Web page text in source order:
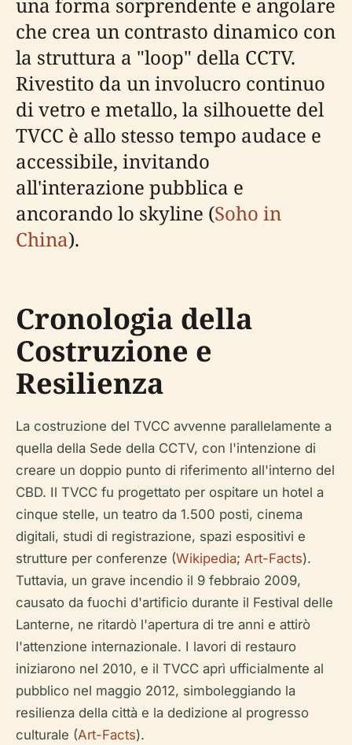
che crea un contrasto dinamico con
la struttura a "loop" della CCTV.
Rivestito da un involucro continuo
di vetro e metallo, la silhouette del
TVCC è allo stesso tempo audace e
accessibile, invitando
all'interazione pubblica e
ancorando lo skyline (Soho in
China).
Cronologia della
Costruzione e
Resilienza
La costruzione del TVCC avvenne parallelamente a
quella della Sede della CCTV, con l'intenzione di
creare un doppio punto di riferimento all'interno del
CBD. Il TVCC fu progettato per ospitare un hotel a
cinque stelle, un teatro da 1.500 posti, cinema
digitali, studi di registrazione, spazi espositivi e
strutture per conferenze (Wikipedia; Art-Facts).
Tuttavia, un grave incendio il 9 febbraio 2009,
causato da fuochi d'artificio durante il Festival delle
Lanterne, ne ritardò l'apertura di tre anni e attirò
l'attenzione internazionale. I lavori di restauro
iniziarono nel 2010, e il TVCC aprì ufficialmente al
pubblico nel maggio 2012, simboleggiando la
resilienza della città e la dedizione al progresso
culturale (Art-Facts).